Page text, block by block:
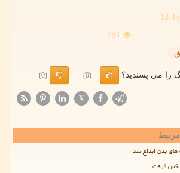
784
را می پسندید؟ (0)
(0)
X
بدن ابداع شد
عکس گرفت